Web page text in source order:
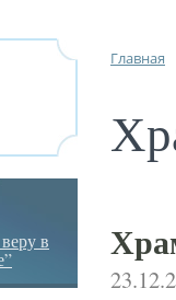
в
Главная